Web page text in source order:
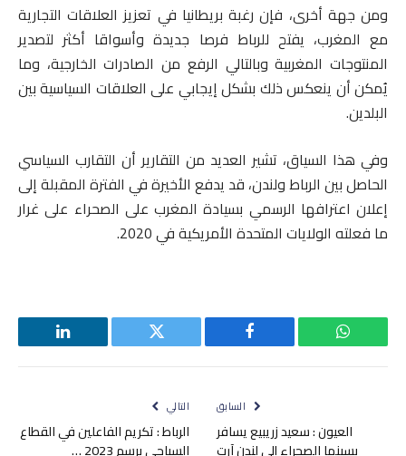
ومن جهة أخرى، فإن رغبة بريطانيا في تعزيز العلاقات التجارية
مع المغرب، يفتح للرباط فرصا جديدة وأسواقا أكثر لتصدير
المنتوجات المغربية وبالتالي الرفع من الصادرات الخارجية، وما
يُمكن أن ينعكس ذلك بشكل إيجابي على العلاقات السياسية بين
البلدين.
وفي هذا السياق، تشير العديد من التقارير أن التقارب السياسي
الحاصل بين الرباط ولندن، قد يدفع الأخيرة في الفترة المقبلة إلى
إعلان اعترافها الرسمي بسيادة المغرب على الصحراء على غرار
ما فعلته الولايات المتحدة الأمريكية في 2020.
واتساب فيسبوك تويتر لينكدإن
السابق
العيون : سعيد زريبيع يسافر
بسينما الصحراء إلى لندن آرت
التالي
الرباط : تكريم الفاعلين في القطاع
السياحي برسم 2023 …